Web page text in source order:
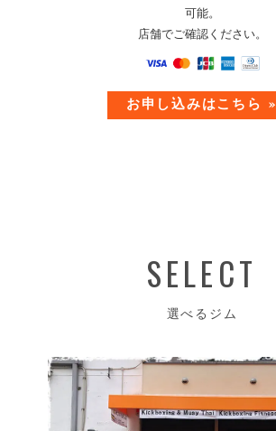
可能。
店舗でご確認ください。
お申し込みはこちら »
SELECT
選べるジム